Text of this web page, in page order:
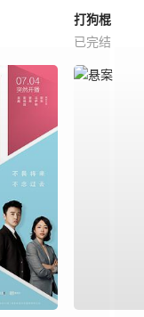
打狗棍
已完结